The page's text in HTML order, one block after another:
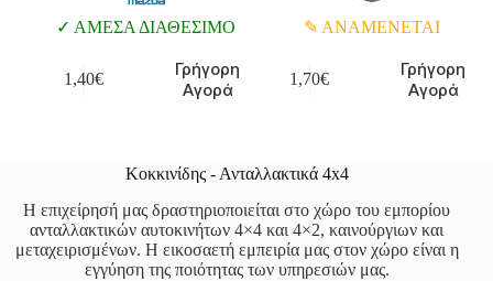
ΑΜΕΣΑ ΔΙΑΘΕΣΙΜΟ
1,40€
Γρήγορη
Αγορά
ΑΝΑΜΕΝΕΤΑΙ
1,70€
Γρήγορη
Αγορά
Κοκκινίδης - Ανταλλακτικά 4x4
Η επιχείρησή μας δραστηριοποιείται στο χώρο του εμπορίου
ανταλλακτικών αυτοκινήτων 4×4 και 4×2, καινούργιων και
μεταχειρισμένων. Η εικοσαετή εμπειρία μας στον χώρο είναι η
εγγύηση της ποιότητας των υπηρεσιών μας.